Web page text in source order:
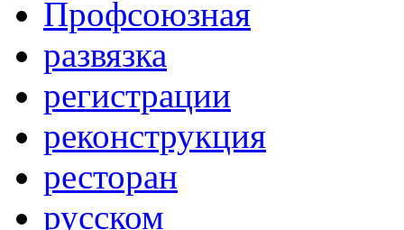
Профсоюзная
развязка
регистрации
реконструкция
ресторан
русском